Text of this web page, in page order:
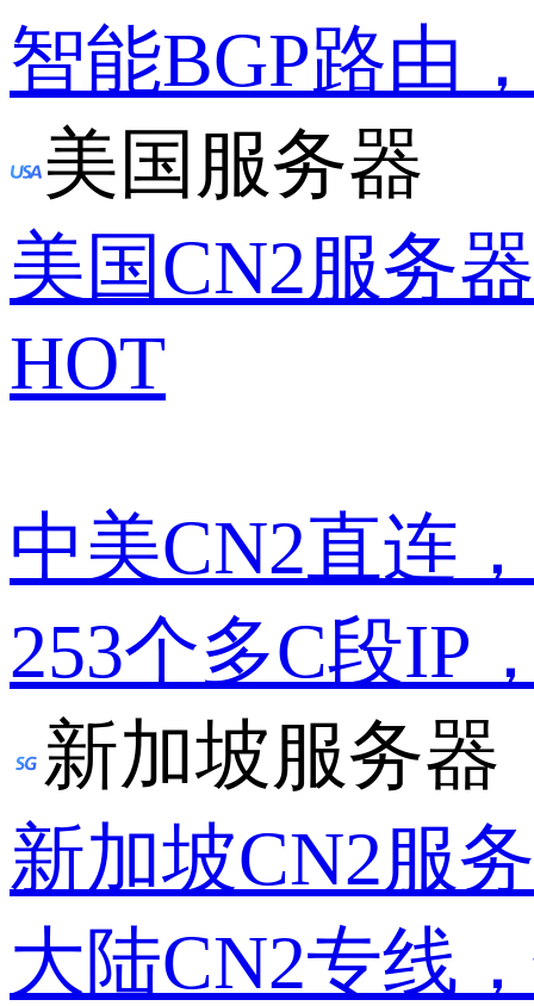
智能BGP路由
美国服务器
美国CN2服务器
HOT
中美CN2直连
253个多C段IP
新加坡服务器
新加坡CN2服
大陆CN2专线